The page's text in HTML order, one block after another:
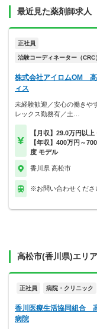
最近見た薬剤師求人
正社員
治験コーディネーター（CRC
株式会社アイロムOM
ィス
未経験歓迎／安心の働きや
レックス勤務有／土…
【月収】29.0万円以上
【年収】400万円～
度 モデル
香川県 高松市
※お問い合わせくださ
高松市(香川県)エリ
正社員 病院・クリニック
香川医療生活協同組合
病院